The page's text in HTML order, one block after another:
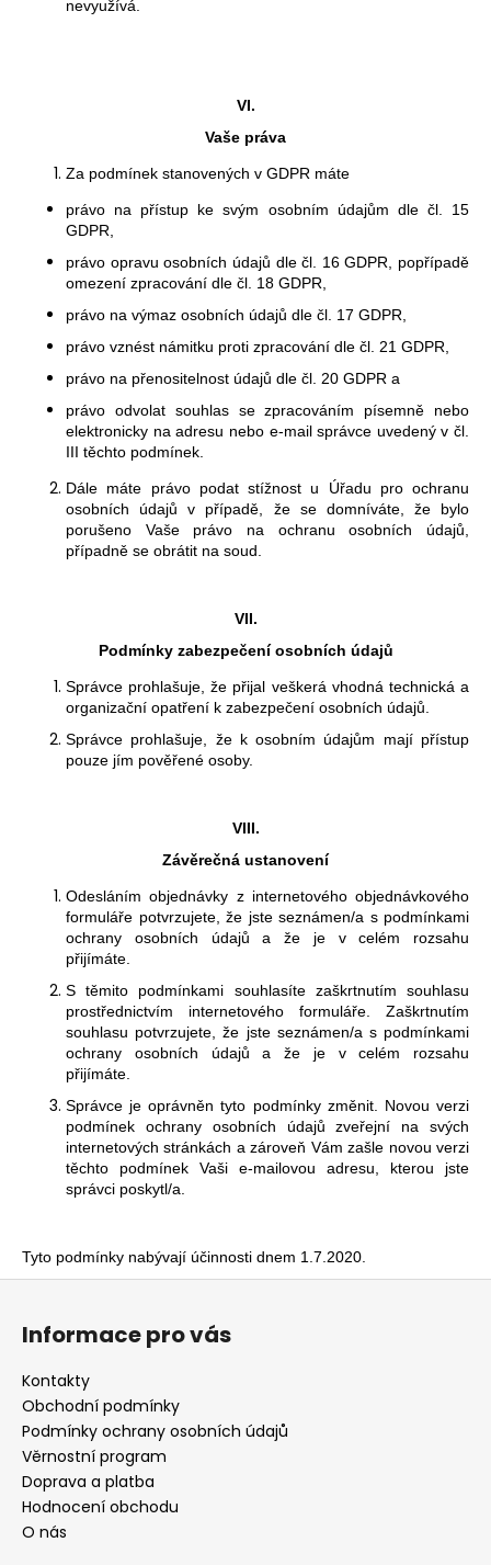
nevyužívá.
VI.
Vaše práva
Za podmínek stanovených v GDPR máte
právo na přístup ke svým osobním údajům dle čl. 15
GDPR,
právo opravu osobních údajů dle čl. 16 GDPR, popřípadě
omezení zpracování dle čl. 18 GDPR
právo na výmaz osobních údajů dle čl. 17 GDPR
právo vznést námitku proti zpracování dle čl. 21 GDPR
právo na přenositelnost údajů dle čl. 20 GDPR a
právo odvolat souhlas se zpracováním písemně nebo
elektronicky na adresu nebo e-mail správce uvedený v čl.
III těchto podmínek.
Dále máte právo podat stížnost u Úřadu pro ochranu
osobních údajů v případě, že se domníváte, že bylo
porušeno Vašeprávo na ochranu osobních údajů,
případně se obrátit na soud.
VII.
Podmínky zabezpečení osobních údajů
Správce prohlašuje, že přijal veškerá vhodná technická a
organizační opatření k zabezpečení osobních údajů.
Správce prohlašuje, že k osobním údajům mají přístup
pouze jím pověřené osoby.
VIII.
Závěrečná ustanovení
Odesláním objednávky z internetového objednávkového
formuláře potvrzujete, že jste seznámen/a s podmínkami
ochrany osobních údajů a že je v celém rozsahu
přijímáte.
S těmito podmínkami souhlasíte zaškrtnutím souhlasu
prostřednictvím internetového formuláře. Zaškrtnutím
souhlasu potvrzujete, že jste seznámen/a s podmínkami
ochrany osobních údajů a že je v celém rozsahu
přijímáte.
Správce je oprávněn tyto podmínky změnit. Novou verzi
podmínek ochrany osobních údajů zveřejní na svých
internetových stránkách a zároveň Vám zašle novou verzi
těchto podmínek Vaši e-mailovou adresu, kterou jste
správci poskytl/a.
Tyto podmínky nabývají účinnosti dnem 1.7.2020.
Z
Informace pro vás
Kontakty
Obchodní podmínky
Podmínky ochrany osobních údajů
Věrnostní program
Doprava a platba
Hodnocení obchodu
O nás